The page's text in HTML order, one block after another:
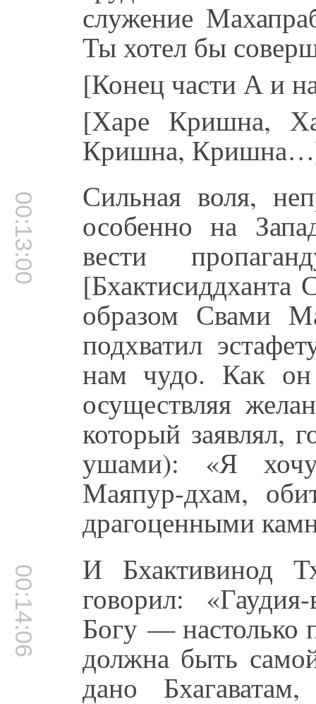
служение
Ты хотел бы
[Конец части А и
[Харе Кришна,
Кришна,
00:13:00 Сильная воля,
особенно на
вести
[Бхактисиддханта
образом Свами
подхватил
нам чудо. Как он
осуществляя
который заявлял,
ушами): «Я хочу
Маяпур-дхам,
драгоценными
00:14:06 И Бхактивинод
говорил:
Богу — настолько
должна быть
дано